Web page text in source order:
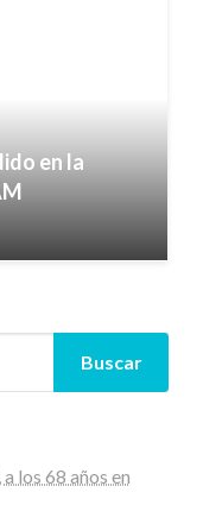
en la
Buscar
los 68 años en